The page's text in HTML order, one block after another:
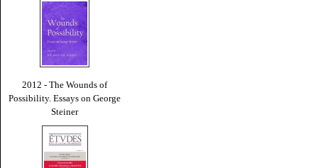
2012 - The Wounds of
Possibility. Essays on George
Steiner